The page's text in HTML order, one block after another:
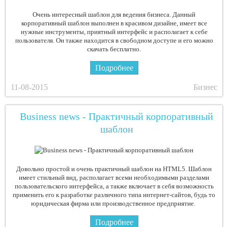
Очень интересный шаблон для ведения бизнеса. Данный
корпоративный шаблон выполнен в красивом дизайне, имеет все
нужные инструменты, приятный интерфейс и располагает к себе
пользователя. Он также находится в свободном доступе и его можно
скачать бесплатно.
Подробнее
11-08-2015 Бизнес
Business news - Практичный корпоративный
шаблон
Довольно простой и очень практичный шаблон на HTML5. Шаблон
имеет стильный вид, располагает всеми необходимыми разделами
пользовательского интерфейса, а также включает в себя возможность
применить его к разработке различного типа интернет-сайтов, будь то
юридическая фирма или производственное предприятие.
Подробнее